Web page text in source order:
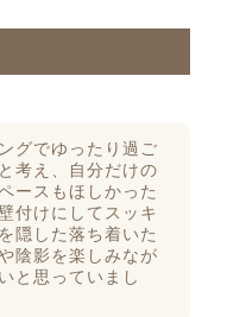
グでゆったり過ご
考え、自分だけの
ースもほしかった
付けにしてスッキ
隠した落ち着いた
陰影を楽しみなが
と思っていまし